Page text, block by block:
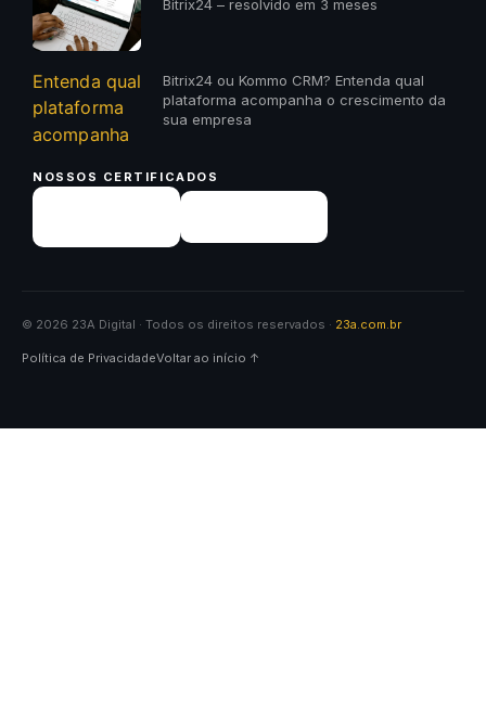
Bitrix24 – resolvido em 3 meses
Bitrix24 ou Kommo CRM? Entenda qual
plataforma acompanha o crescimento da
sua empresa
NOSSOS CERTIFICADOS
© 2026 23A Digital · Todos os direitos reservados · 23a.com.br
Política de PrivacidadeVoltar ao início ↑